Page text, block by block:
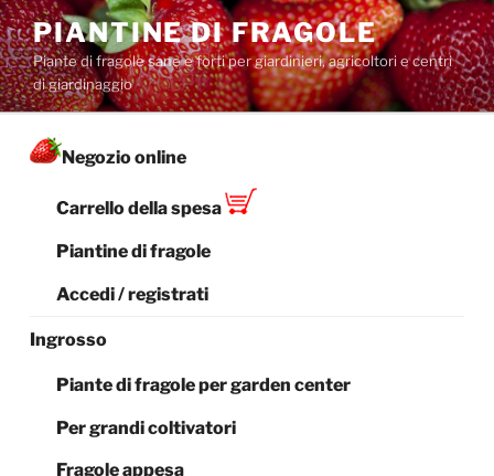
Salta
al
contenuto
PIANTINE DI FRAGOLE
Piante di fragole sane e forti per giardinieri, agricoltori e centri
di giardinaggio
Negozio online
Carrello della spesa
Piantine di fragole
Accedi / registrati
Ingrosso
Piante di fragole per garden center
Per grandi coltivatori
Fragole appesa